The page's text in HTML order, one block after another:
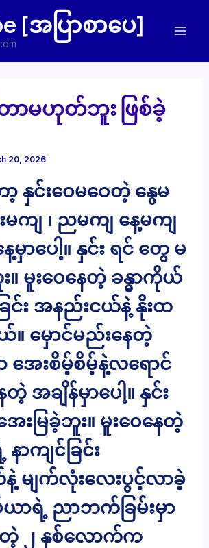
[အပြာစာပေ]
ာမဟုတ်ဘူး ဖြစ်ခဲ့
20, 2026
င်းဝေမဝေတဲ့ နွေမ
မကျ ၊ ညမကျ နေ့မကျ
ာပေါ့။ နှင်း ရင် တွေ မ
။ မူးဝေနေတဲ့ ခန္ဓာကိုယ်
ြင်း အနည်းငယ်နဲ့ နိုးထ
။ မှောင်မည်းနေတဲ့
အေးစိမ့်စိမ့်နဲ့လရောင်
အချိန်မှာပေါ့။ နှင်း
းမြခဲ့ဘူး။ မူးဝေနေတဲ့
ာကျင်ခြင်း
မျက်လုံးလေးပွင့်လာခဲ့
ာရဲ့ ညာဘက်ခြမ်းမှာ
၂ နှစ်လောက်က